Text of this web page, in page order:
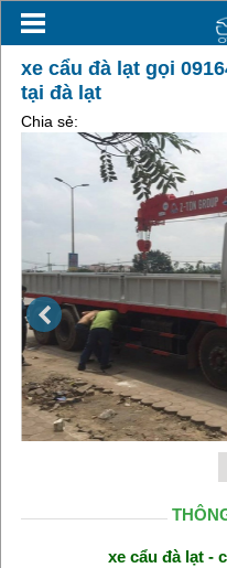
xe cẩu đà lạt gọi
tại đà lạt
Chia sẻ:
xe cẩu đà lạt -